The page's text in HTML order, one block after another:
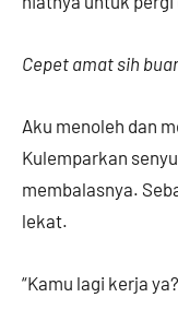
Cepet amat sih
Aku menoleh dan
Kulemparkan
membalasnya.
lekat.
“Kamu lagi kerja